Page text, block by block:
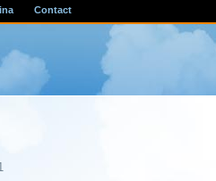
Contact